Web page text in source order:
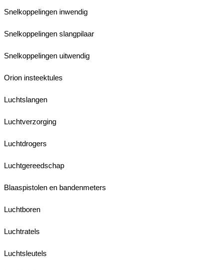
Snelkoppelingen inwendig
Snelkoppelingen slangpilaar
Snelkoppelingen uitwendig
Orion insteektules
Luchtslangen
Luchtverzorging
Luchtdrogers
Luchtgereedschap
Blaaspistolen en bandenmeters
Luchtboren
Luchtratels
Luchtsleutels